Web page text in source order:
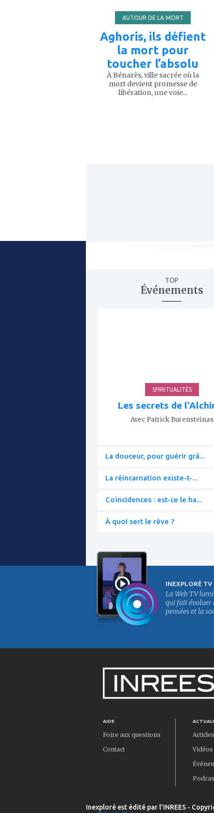
AUTOUR DE LA MORT
Aghoris, ils défient
la mort pour
toucher l’absolu
À Bénarès, ville sacrée où la
mort devient promesse de
libération, une voie...
TOP
Événements
SPIRITUALITÉS
Les secrets de
Avec Patrick Burensteinas
La douceur, pour guérir grâ...
La réincarnation existe-t-...
Coïncidences : est-ce le ha...
À quoi sert le rêve ?
INEXPLORÉ TV
La Web TV
qui fait évoluer
pensées et la
AIDE
Foire aux questions
Contact
Articles
Vidéos
Inexploré est édité par l'INREES -